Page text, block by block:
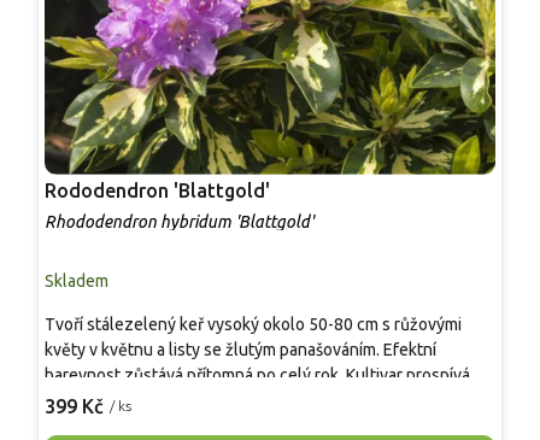
Rododendron 'Blattgold'
Rhododendron hybridum 'Blattgold'
Skladem
399 Kč / ks
Tvoří stálezelený keř vysoký okolo 50-80 cm s růžovými
květy v květnu a listy se žlutým panašováním. Efektní
barevnost zůstává přítomná po celý rok. Kultivar prospívá v
polostínu a v kyselé, organicky bohaté půdě. Je vhodný do